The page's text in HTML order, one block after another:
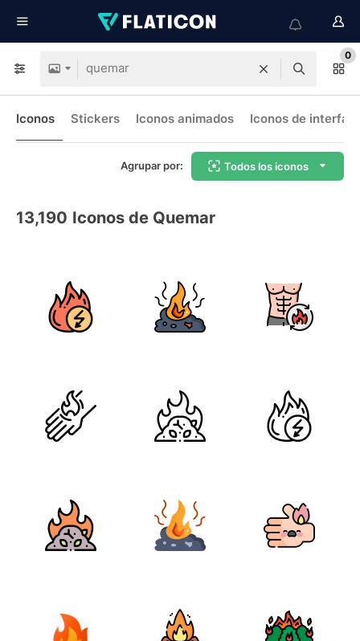
0
Iconos Stickers Iconos animados Iconos de interfaz
Agrupar por: Todos los iconos
13,190 Iconos de Quemar